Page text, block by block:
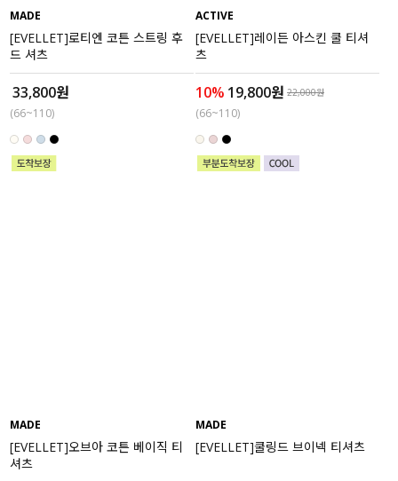
MADE
[EVELLET]로티엔 코튼 스트링 후
드 셔츠
33,800원
(66~110)
ACTIVE
[EVELLET]레이든 아스킨 쿨 티셔
츠
10% 19,800원 22,000원
(66~110)
MADE
[EVELLET]오브아 코튼 베이직 티
셔츠
MADE
[EVELLET]쿨링드 브이넥 티셔츠